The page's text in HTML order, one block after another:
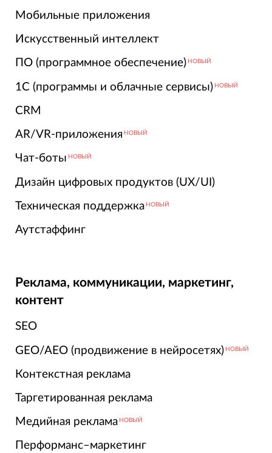
Мобильные приложения
Искусственный интеллект
ПО (программное обеспечение) НОВЫЙ
1С (программы и облачные сервисы) НОВЫЙ
CRM
AR/VR-приложения НОВЫЙ
Чат-боты НОВЫЙ
Дизайн цифровых продуктов (UX/UI)
Техническая поддержка НОВЫЙ
Аутстаффинг
Реклама, коммуникации, маркетинг,
контент
SEO
GEO/AEO (продвижение в нейросетях) НОВЫЙ
Контекстная реклама
Таргетированная реклама
Медийная реклама НОВЫЙ
Перформанс–маркетинг